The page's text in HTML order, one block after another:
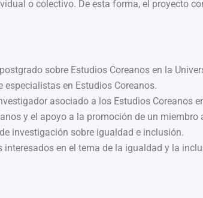
o colectivo. De esta forma, el proyecto
sobre Estudios Coreanos en la
en Estudios Coreanos.
asociado a los Estudios Coreanos
y el apoyo a la promoción de un miembro
investigación sobre igualdad e inclusión.
interesados en el tema de la igualdad y la